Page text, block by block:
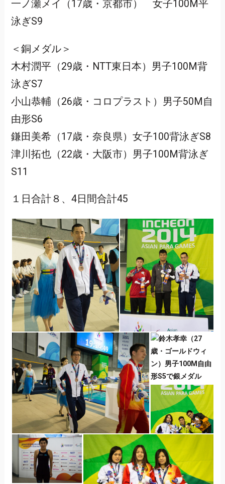
一ノ瀬メイ（17歳・京都市） 女子100M平
泳ぎS9
＜銅メダル＞
木村潤平（29歳・NTT東日本）男子100M背
泳ぎS7
小山恭輔（26歳・コロプラスト）男子50M自
由形S6
鎌田美希（17歳・奈良県）女子100背泳ぎS8
津川拓也（22歳・大阪市）男子100M背泳ぎ
S11
１日合計８、4日間合計45